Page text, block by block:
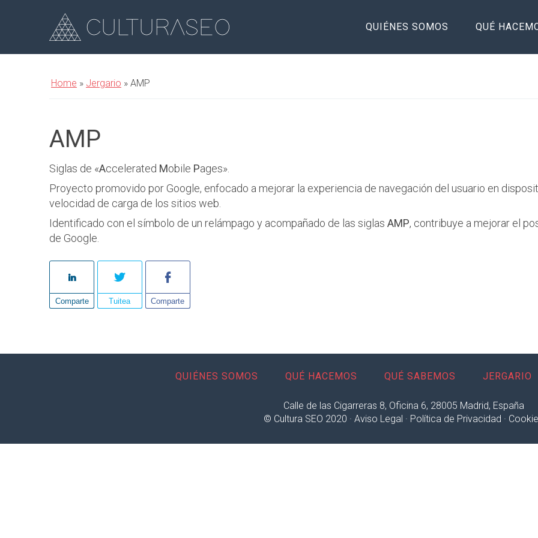
QUIÉNES SOMOS QUÉ
Home » Jergario » AMP
AMP
Siglas de «Accelerated Mobile Pages».
Proyecto promovido por Google, enfocado a mejorar la experiencia de navegación del usuario en
velocidad de carga de los sitios web.
Identificado con el símbolo de un relámpago y acompañado de las siglas AMP, contribuye a mejorar el
de Google.
Comparte Tuitea Comparte
QUIÉNES SOMOS QUÉ HACEMOS QUÉ SABEMOS JERGARIO
Calle de las Cigarreras 8, Oficina 6, 28005 Madrid, España
© Cultura SEO 2020 · Aviso Legal · Política de Privacidad ·